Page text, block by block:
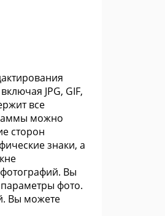
JPG, GIF,
все
можно
сторон
знаки, а
Вы
фото.
Вы можете